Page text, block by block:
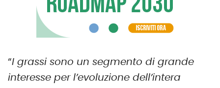
“I grassi sono un segmento di grande
interesse per l’evoluzione dell’intera